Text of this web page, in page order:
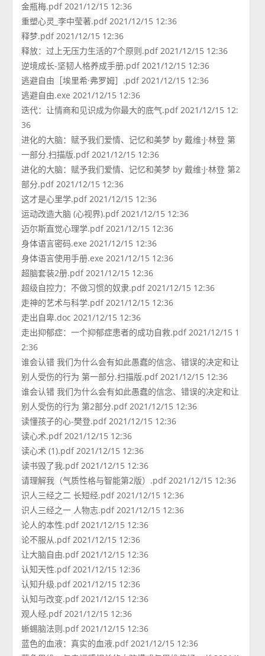
金瓶梅.pdf 2021/12/15 12:36
重塑心灵_李中莹著.pdf 2021/12/15 12:36
释梦.pdf 2021/12/15 12:36
释放：过上无压力生活的7个原则.pdf 2021/12/15 12:36
逆境成长-坚韧人格养成手册.pdf 2021/12/15 12:36
逃避自由［埃里希·弗罗姆］.pdf 2021/12/15 12:36
逃避自由.exe 2021/12/15 12:36
迭代：让情商和见识成为你最大的底气.pdf 2021/12/15 12:
36
进化的大脑：赋予我们爱情、记忆和美梦 by 戴维·J·林登 第
一部分.扫描版.pdf 2021/12/15 12:36
进化的大脑：赋予我们爱情、记忆和美梦 by 戴维·J·林登 第2
部分.pdf 2021/12/15 12:36
这才是心里学.pdf 2021/12/15 12:36
运动改造大脑 (心视界).pdf 2021/12/15 12:36
迈尔斯直觉心理学.pdf 2021/12/15 12:36
身体语言密码.exe 2021/12/15 12:36
身体语言使用手册.exe 2021/12/15 12:36
超脑套装2册.pdf 2021/12/15 12:36
超级自控力：不做习惯的奴隶.pdf 2021/12/15 12:36
走神的艺术与科学.pdf 2021/12/15 12:36
走出自卑.doc 2021/12/15 12:36
走出抑郁症：一个抑郁症患者的成功自救.pdf 2021/12/15 1
2:36
谁会认错 我们为什么会有如此愚蠢的信念、错误的决定和让
别人受伤的行为 第一部分.扫描版.pdf 2021/12/15 12:36
谁会认错 我们为什么会有如此愚蠢的信念、错误的决定和让
别人受伤的行为 第2部分.pdf 2021/12/15 12:36
读懂孩子的心-樊登.pdf 2021/12/15 12:36
读心术.pdf 2021/12/15 12:36
读心术 (1).pdf 2021/12/15 12:36
读书毁了我.pdf 2021/12/15 12:36
请理解我（气质性格与智能第2版）.pdf 2021/12/15 12:36
识人三经之二 长短经.pdf 2021/12/15 12:36
识人三经之一 人物志.pdf 2021/12/15 12:36
论人的本性.pdf 2021/12/15 12:36
论不服从.pdf 2021/12/15 12:36
让大脑自由.pdf 2021/12/15 12:36
认知天性.pdf 2021/12/15 12:36
认知升级.pdf 2021/12/15 12:36
认知与改变.pdf 2021/12/15 12:36
观人经.pdf 2021/12/15 12:36
蜥蜴脑法则.pdf 2021/12/15 12:36
蓝色的血液：真实的血液.pdf 2021/12/15 12:36